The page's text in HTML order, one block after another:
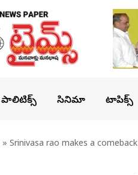
పాలిటిక్స్ సినిమా టాపిక్స్
» Srinivasa rao makes a